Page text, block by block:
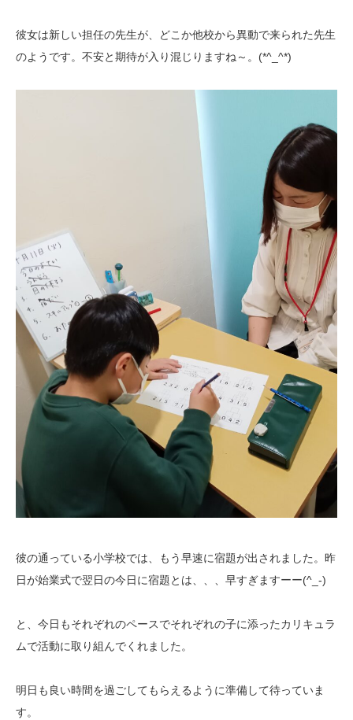
彼女は新しい担任の先生が、どこか他校から異動で来られた先生
のようです。不安と期待が入り混じりますね～。(*^_^*)
彼の通っている小学校では、もう早速に宿題が出されました。昨
日が始業式で翌日の今日に宿題とは、、、早すぎますーー(^_-)
と、今日もそれぞれのペースでそれぞれの子に添ったカリキュラ
ムで活動に取り組んでくれました。
明日も良い時間を過ごしてもらえるように準備して待っていま
す。